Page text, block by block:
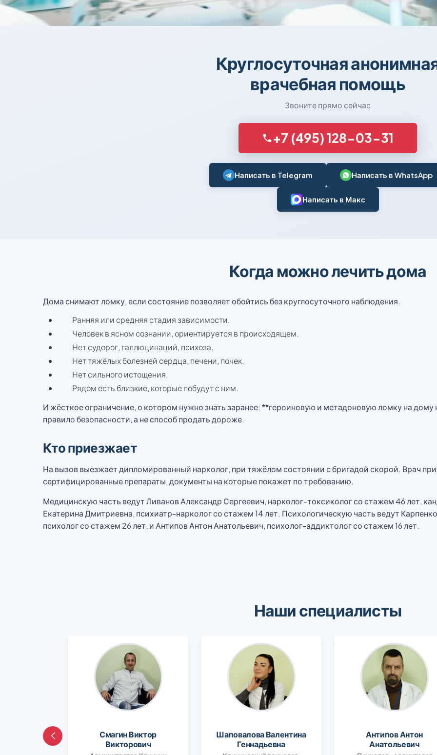
Круглосуточная
врачебная помощь
Звоните прямо сейчас
+7 (495) 128-03-31
Написать в Telegram Написать в WhatsApp
Написать в Макс
Когда можно лечить дома
Дома снимают ломку, если состояние позволяет обойтись без круглосуточного наблюдения.
Ранняя или средняя стадия зависимости.
Человек в ясном сознании, ориентируется в происходящем.
Нет судорог, галлюцинаций, психоза.
Нет тяжёлых болезней сердца, печени, почек.
Нет сильного истощения.
Рядом есть близкие, которые побудут с ним.
И жёсткое ограничение, о котором нужно знать заранее: **героиновую и метадоновую ломку на
правило безопасности, а не способ продать дороже.
Кто приезжает
На вызов выезжает дипломированный нарколог, при тяжёлом состоянии с бригадой скорой. Врач
сертифицированные препараты, документы на которые покажет по требованию.
Медицинскую часть ведут Ливанов Александр Сергеевич, нарколог-токсиколог со стажем 46 лет,
Екатерина Дмитриевна, психиатр-нарколог со стажем 14 лет. Психологическую часть ведут
психолог со стажем 26 лет, и Антипов Антон Анатольевич, психолог-аддиктолог со стажем 16 лет.
Наши специалисты
Смагин Виктор
Викторович
Шаповалова Валентина
Геннадьевна
Антипов Антон
Анатольевич